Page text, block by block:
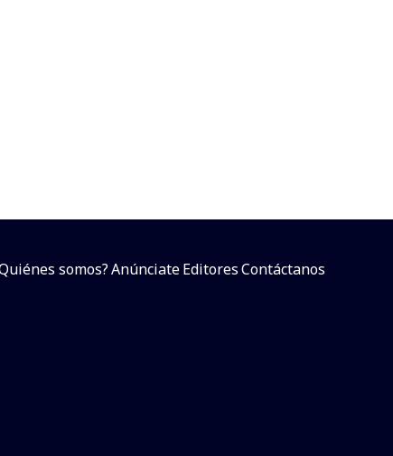
somos?AnúnciateEditoresContáctanos